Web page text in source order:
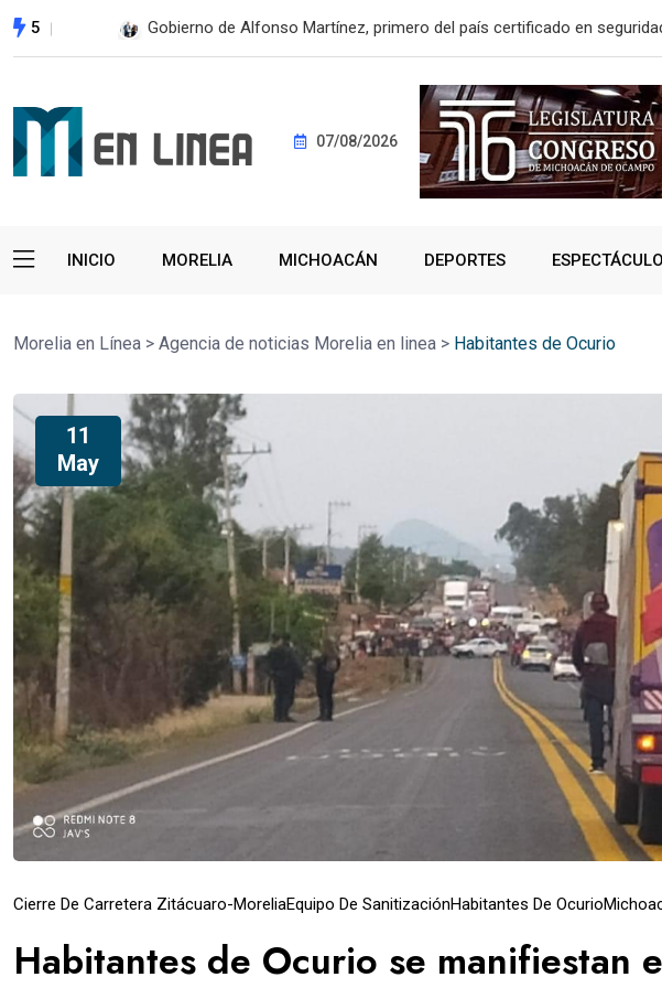
5 Gobierno de Alfonso Martínez, primero del país certificado en
07/08/2026
INICIO MORELIA MICHOACÁN DEPORTES
Morelia en Línea > Agencia de noticias Morelia en linea > Habitantes de Ocurio
11
May
Cierre De Carretera Zitácuaro-MoreliaEquipo De SanitizaciónHabitantes De Ocurio
Habitantes de Ocurio se manifiestan